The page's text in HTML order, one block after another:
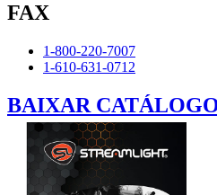
FAX
1-800-220-7007
1-610-631-0712
BAIXAR